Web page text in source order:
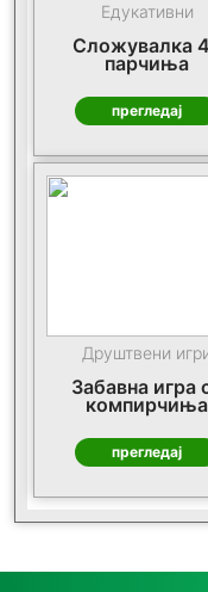
Едукативни
Сложувалка
парчиња
прегледај
Друштвени
Забавна игра
компирчиња
прегледај